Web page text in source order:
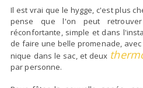
Il est vrai que le hygge, c'est plus
pense que l'on peut
réconfortante, simple et dans
de faire une belle promenade,
nique dans le sac, et deux
par personne.